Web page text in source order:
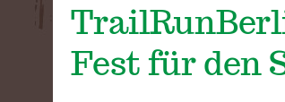
Fest für den